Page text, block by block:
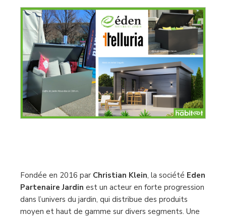
Fondée en 2016 par Christian Klein, la société Eden
Partenaire Jardin est un acteur en forte progression
dans l’univers du jardin, qui distribue des produits
moyen et haut de gamme sur divers segments. Une